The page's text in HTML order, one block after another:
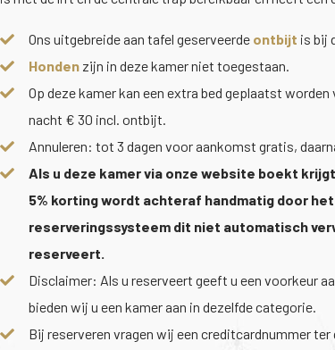
Ons uitgebreide aan tafel geserveerde ontbijt is bij
Honden zijn in deze kamer niet toegestaan.
Op deze kamer kan een extra bed geplaatst
nacht € 30 incl. ontbijt.
Annuleren: tot 3 dagen voor aankomst gratis,
Als u deze kamer via onze website boekt
5% korting wordt achteraf handmatig door
reserveringssysteem dit niet automatisch
reserveert.
Disclaimer: Als u reserveert geeft u een voorkeur
bieden wij u een kamer aan in dezelfde categorie.
Bij reserveren vragen wij een creditcardnummer